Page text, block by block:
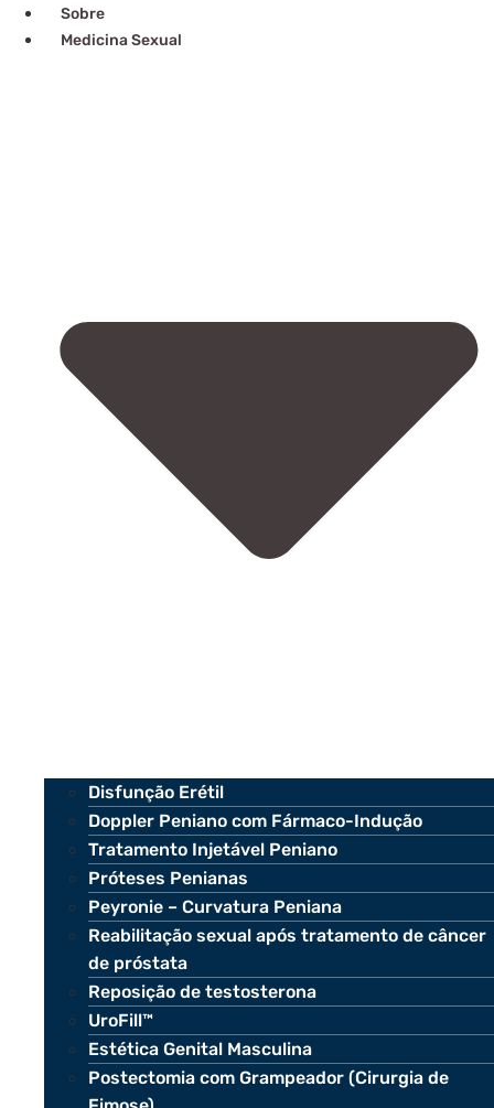
Sobre
Medicina Sexual
Disfunção Erétil
Doppler Peniano com Fármaco-Indução
Tratamento Injetável Peniano
Próteses Penianas
Peyronie – Curvatura Peniana
Reabilitação sexual após tratamento de câncer
de próstata
Reposição de testosterona
UroFill™
Estética Genital Masculina
Postectomia com Grampeador (Cirurgia de